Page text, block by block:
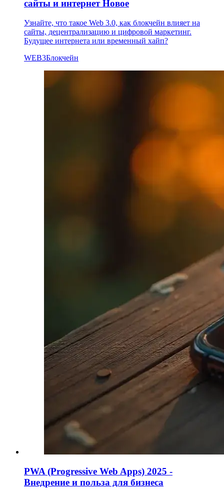
сайты и интернетНовое
Узнайте, что такое Web 3.0, как блокчейн влияет на
сайты, децентрализацию и цифровой маркетинг.
Будущее интернета или временный хайп?
WEB3Блокчейн
PWA (Progressive Web Apps) 2025 -
Внедрение и польза для бизнеса